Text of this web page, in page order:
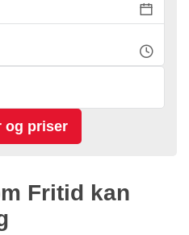
Fritid kan